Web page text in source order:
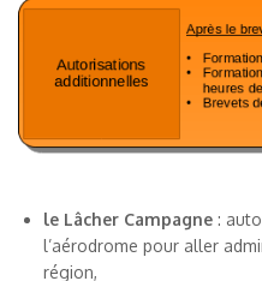
le Lâcher Campagne :
l’aérodrome pour aller
région,